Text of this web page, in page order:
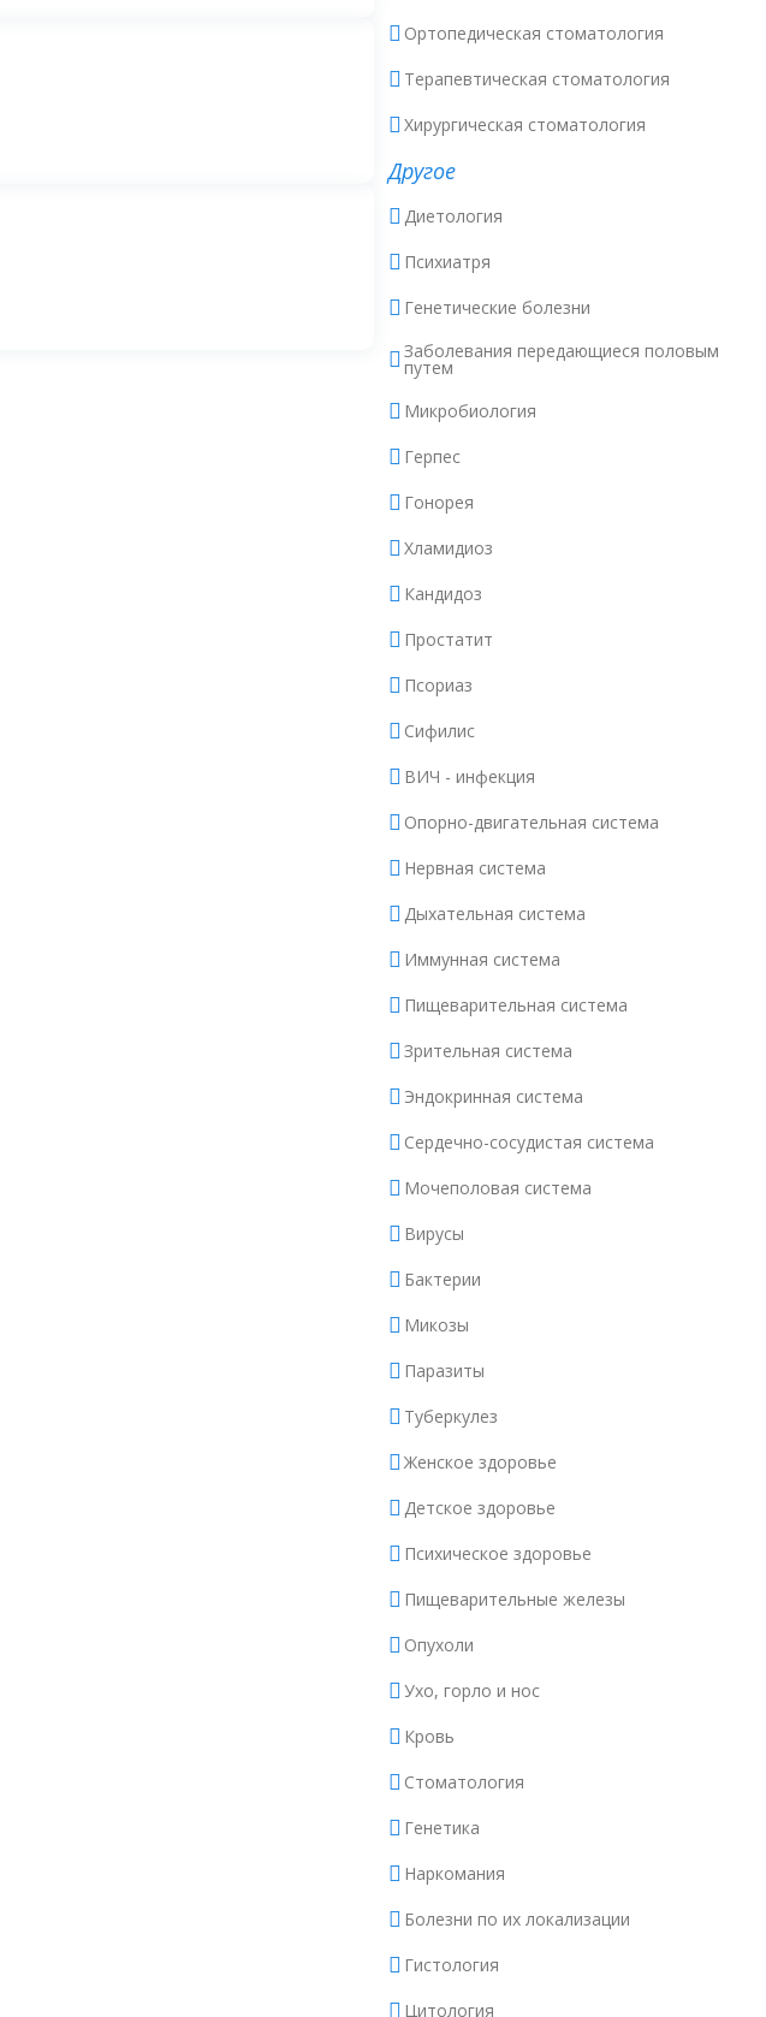
Ортопедическая стоматология
Терапевтическая стоматология
Хирургическая стоматология
Другое
Диетология
Психиатря
Генетические болезни
Заболевания передающиеся половым
путем
Микробиология
Герпес
Гонорея
Хламидиоз
Кандидоз
Простатит
Псориаз
Сифилис
ВИЧ - инфекция
Опорно-двигательная система
Нервная система
Дыхательная система
Иммунная система
Пищеварительная система
Зрительная система
Эндокринная система
Сердечно-сосудистая система
Мочеполовая система
Вирусы
Бактерии
Микозы
Паразиты
Туберкулез
Женское здоровье
Детское здоровье
Психическое здоровье
Пищеварительные железы
Опухоли
Ухо, горло и нос
Кровь
Стоматология
Генетика
Наркомания
Болезни по их локализации
Гистология
Цитология